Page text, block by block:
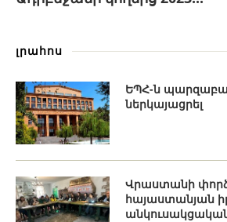
լրահոս
ԵՊՀ-ն
ներկայացրել
Վրաստանի
հայաստանյան